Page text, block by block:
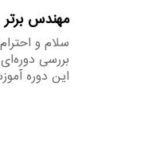
مهندس برتر
سلام و
بررسی
این دوره